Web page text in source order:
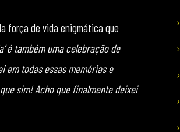
força de vida enigmática que
é também uma celebração de
em todas essas memórias e
sim! Acho que finalmente deixei